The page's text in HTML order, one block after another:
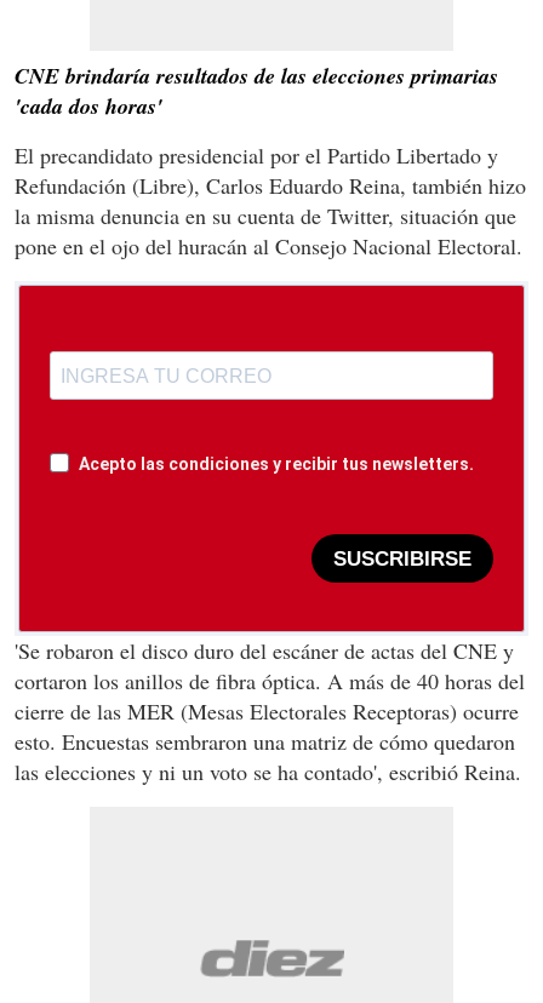
CNE brindaría resultados de las elecciones primarias
'cada dos horas'
El precandidato presidencial por el Partido Libertado y
Refundación (Libre), Carlos Eduardo Reina, también hizo
la misma denuncia en su cuenta de Twitter, situación que
pone en el ojo del huracán al Consejo Nacional Electoral.
Acepto las condiciones y recibir tus newsletters.
SUSCRIBIRSE
'Se robaron el disco duro del escáner de actas del CNE y
cortaron los anillos de fibra óptica. A más de 40 horas del
cierre de las MER (Mesas Electorales Receptoras) ocurre
esto. Encuestas sembraron una matriz de cómo quedaron
las elecciones y ni un voto se ha contado', escribió Reina.